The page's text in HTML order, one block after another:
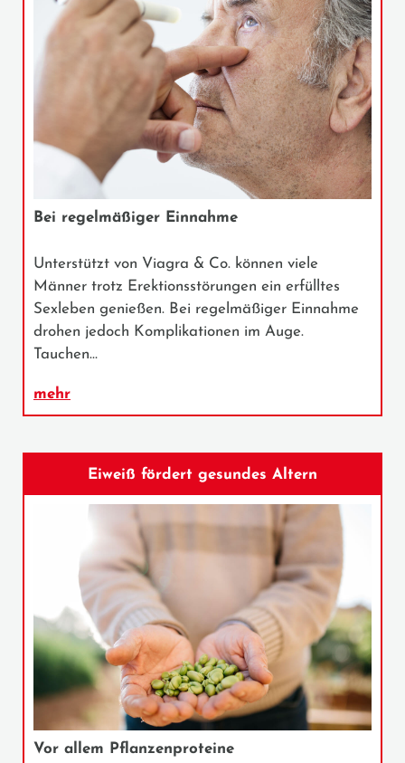
Bei regelmäßiger Einnahme
Unterstützt von Viagra & Co. können viele
Männer trotz Erektionsstörungen ein erfülltes
Sexleben genießen. Bei regelmäßiger Einnahme
drohen jedoch Komplikationen im Auge.
Tauchen…
mehr
Eiweiß fördert gesundes Altern
Vor allem Pflanzenproteine